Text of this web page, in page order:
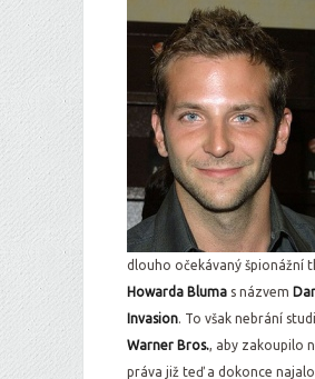
dlouho očekávaný špionážní
Howarda Bluma s názvem
Invasion. To však nebrání
Warner Bros., aby zakoupilo
práva již teď a dokonce